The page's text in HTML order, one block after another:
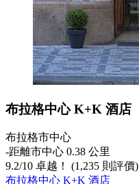
布拉格中心 K+K 酒店
布拉格市中心
‐距離市中心 0.38 公里
9.2/10 卓越！ (1,235 則評價)
布拉格中心 K+K 酒店